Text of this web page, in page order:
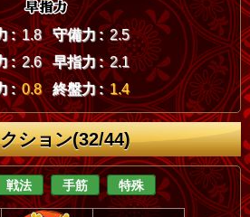
: 1.8 守備力 : 2.5
: 2.6 早指力 : 2.1
: 0.8 終盤力 : 1.4
ション(32/44)
戦法 手筋 特殊